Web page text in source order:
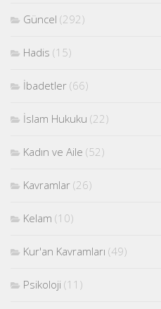
Güncel (292)
Hadis (15)
İbadetler (66)
İslam Hukuku (22)
Kadın ve Aile (52)
Kavramlar (26)
Kelam (10)
Kur'an Kavramları (49)
Psikoloji (11)